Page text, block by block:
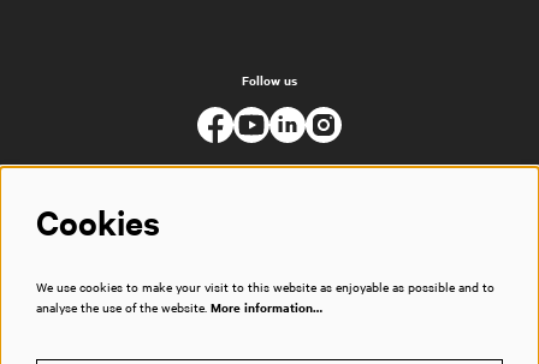
Follow us
Cookies
We use cookies to make your visit to this website as enjoyable as possible and to
analyse the use of the website. More information…